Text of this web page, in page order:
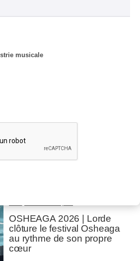
Domaine Forget 2026
Lanaudière 2026
| Macbeth, une tragédie
portée par des voix
OSHEAGA 2026 | Lorde
clôture le festival Osheaga
au rythme de son propre
cœur
musicale